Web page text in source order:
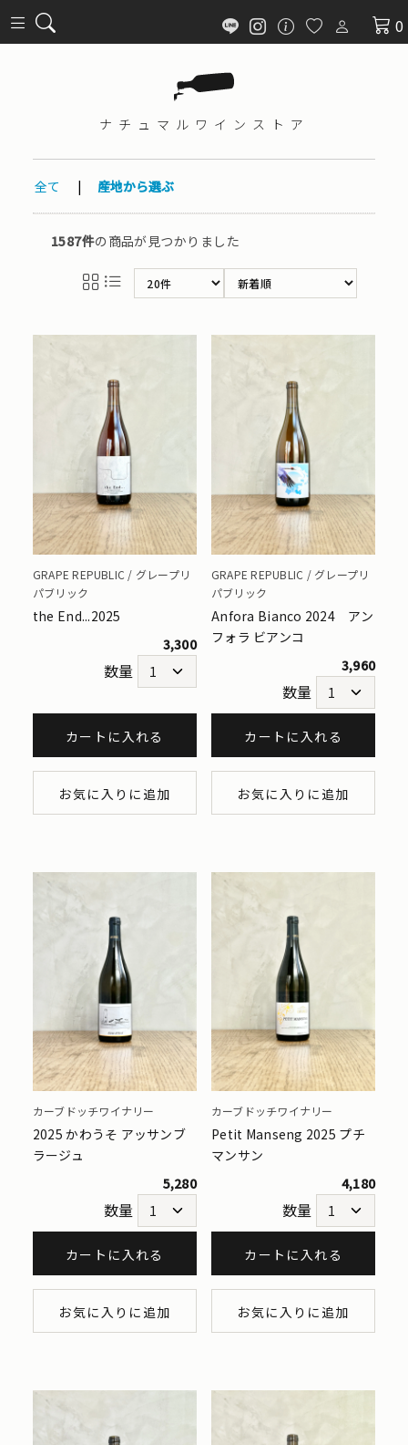
0
ナチュマル ワインストア
全て | 産地から選ぶ
1587件の商品が見つかりました
GRAPE REPUBLIC / グレープリ
パブリック
the End...2025
3,300
数量
カートに入れる
お気に入りに追加
GRAPE REPUBLIC / グレープリ
パブリック
Anfora Bianco 2024 アン
フォラ ビアンコ
3,960
数量
カートに入れる
お気に入りに追加
カーブドッチワイナリー
2025 かわうそ アッサンブ
ラージュ
5,280
数量
カートに入れる
お気に入りに追加
カーブドッチワイナリー
Petit Manseng 2025 プチ
マンサン
4,180
数量
カートに入れる
お気に入りに追加